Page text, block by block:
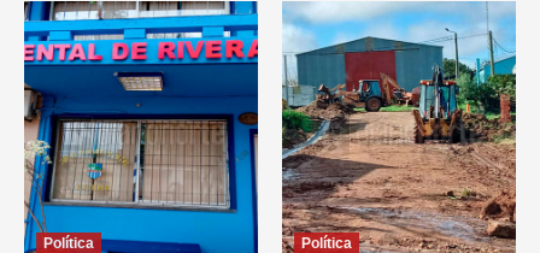
Política Política